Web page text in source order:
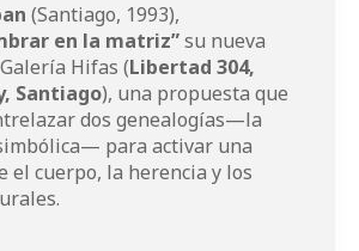
(Santiago, 1993),
en la matriz”su nueva
Hifas (Libertad 304,
Santiago), una propuesta que
dos genealogías—la
para activar una
el cuerpo, la herencia y los